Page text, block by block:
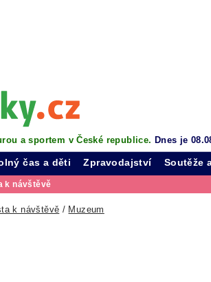
a sportem v České republice. Dnes je
k návštěvě
čas a děti Zpravodajství Soutěže
k návštěvě / Muzeum